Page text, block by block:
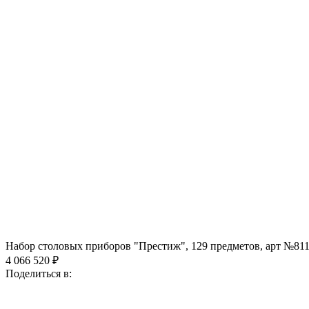
Набор столовых приборов "Престиж", 129 предметов, арт
4 066 520 ₽
Поделиться в: